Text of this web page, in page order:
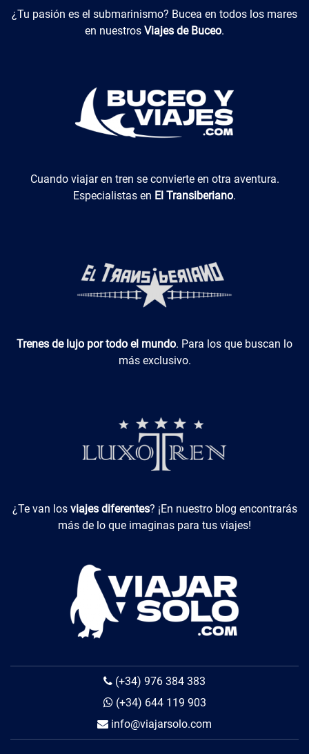
Buceo y Viajes
¿Tu pasión es el submarinismo? Bucea en todos los mares
en nuestros Viajes de Buceo.
El Transiberiano
Cuando viajar en tren se convierte en otra aventura.
Especialistas en El Transiberiano.
Luxotren
Trenes de lujo por todo el mundo. Para los que buscan lo
más exclusivo.
Viajes Diferentes
¿Te van los viajes diferentes? ¡En nuestro blog encontrarás
más de lo que imaginas para tus viajes!
(+34) 976 384 383
(+34) 644 119 903
info@viajarsolo.com